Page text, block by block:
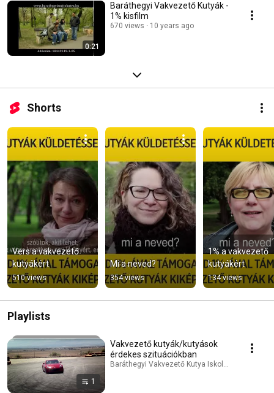
0:21
Baráthegyi Vakvezető Kutyák -
1% kisfilm
670 views 10 years ago
Shorts
Vers a vakvezető
kutyákért
510 views
Mi a neved?
354 views
1% a vakvezető
kutyákért
134 views
Playlists
1
Vakvezető kutyák/kutyások
érdekes szituációkban
Baráthegyi Vakvezető Kutya Iskola · Playlist